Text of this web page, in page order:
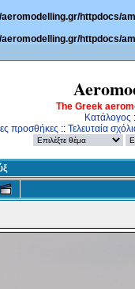
httpdocs/
httpdocs/
The Greek
Κατάλογος
προσθήκες :: Τελευταία